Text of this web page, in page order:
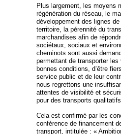
Plus largement, les moyens
régénération du réseau, le
développement des lignes
territoire, la pérennité du
marchandises afin de
sociétaux, sociaux et
cheminots sont aussi
permettant de transporter
bonnes conditions, d’être
service public et de leur
nous regrettons une
attentes de visibilité et
pour des transports
Cela est confirmé par les
conférence de financement
transport, intitulée : «